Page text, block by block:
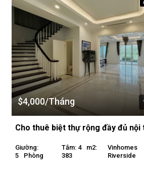
$4,000/Tháng
Giường:
5
Phòng
Tắm: 4
M2:
383
Vinhomes
Riverside